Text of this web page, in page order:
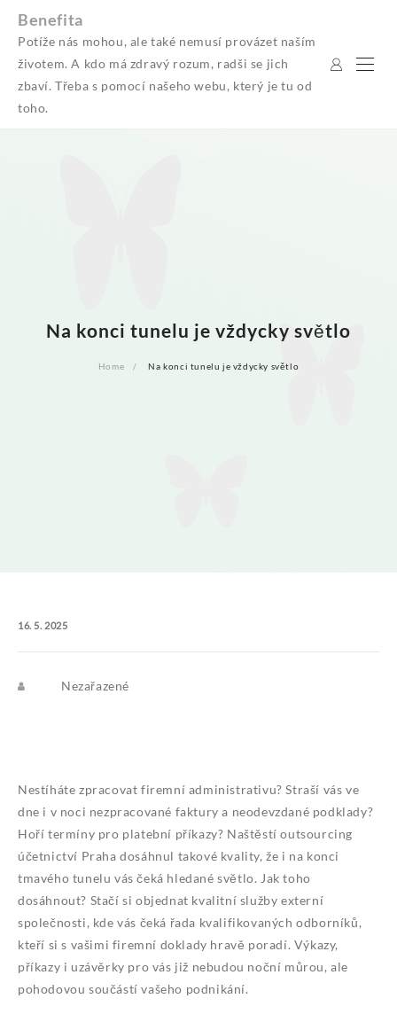
Benefita
Potíže nás mohou, ale také nemusí provázet naším
životem. A kdo má zdravý rozum, radši se jich
zbaví. Třeba s pomocí našeho webu, který je tu od
toho.
Na konci tunelu je vždycky světlo
Home Na konci tunelu je vždycky světlo
16. 5. 2025
Nezařazené
Nestíháte zpracovat firemní administrativu? Straší vás ve
dne i v noci nezpracované faktury a neodevzdané podklady?
Hoří termíny pro platební příkazy? Naštěstíoutsourcing
účetnictví Praha dosáhnul takové kvality, že i na konci
tmavého tunelu vás čeká hledané světlo. Jak toho
dosáhnout? Stačí si objednat kvalitní služby externí
společnosti, kde vás čeká řada kvalifikovaných odborníků,
kteří si s vašimi firemní doklady hravě poradí. Výkazy,
příkazy i uzávěrky pro vás již nebudou noční můrou, ale
pohodovou součástí vašeho podnikání.